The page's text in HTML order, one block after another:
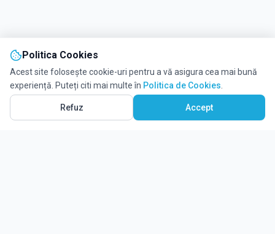
Politica Cookies
Acest site folosește cookie-uri pentru a vă asigura cea mai bună
experiență. Puteți citi mai multe în Politica de Cookies
Refuz Accept